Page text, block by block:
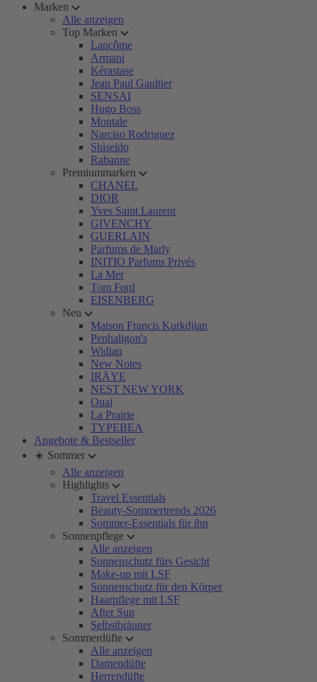
Marken
Alle anzeigen
Top Marken
Lancôme
Armani
Kérastase
Jean Paul Gaultier
SENSAI
Hugo Boss
Montale
Narciso Rodriguez
Shiseido
Rabanne
Premiummarken
CHANEL
DIOR
Yves Saint Laurent
GIVENCHY
GUERLAIN
Parfums de Marly
INITIO Parfums Privés
La Mer
Tom Ford
EISENBERG
Neu
Maison Francis Kurkdjian
Penhaligon's
Widian
New Notes
IRÄYE
NEST NEW YORK
Ouai
La Prairie
TYPEBEA
Angebote & Bestseller
☀️ Sommer
Alle anzeigen
Highlights
Travel Essentials
Beauty-Sommertrends 2026
Sommer-Essentials für ihn
Sonnenpflege
Alle anzeigen
Sonnenschutz fürs Gesicht
Make-up mit LSF
Sonnenschutz für den Körper
Haarpflege mit LSF
After Sun
Selbstbräuner
Sommerdüfte
Alle anzeigen
Damendüfte
Herrendüfte